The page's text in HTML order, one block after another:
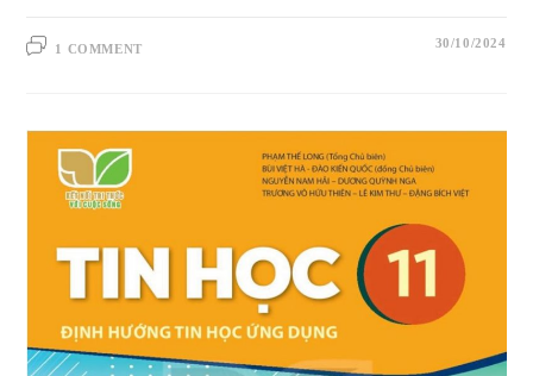
1 COMMENT 30/10/2024